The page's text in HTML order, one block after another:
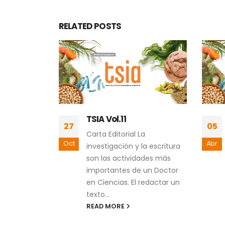
RELATEDPOSTS
27
Oct
TSIA Vol.11
Carta Editorial La
investigación y la escritura
son las actividades más
importantes de un Doctor
en Ciencias. El redactar un
texto...
READ MORE
05
Abr